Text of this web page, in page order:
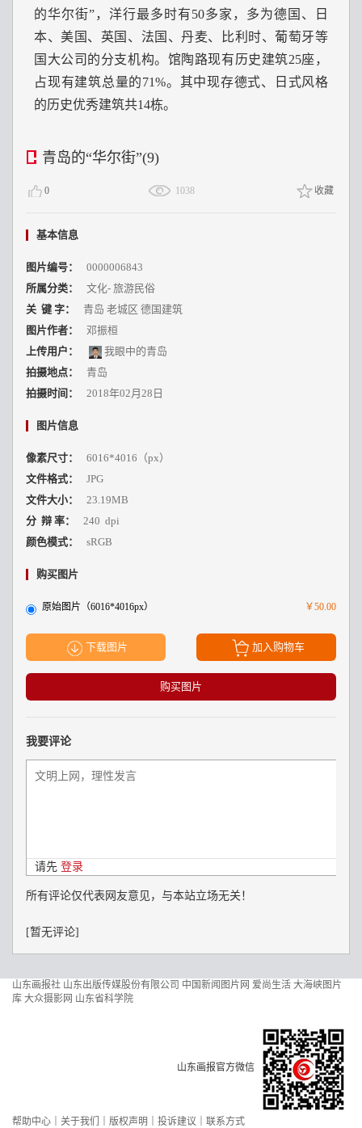
的华尔街”，洋行最多时有50多家，多为德国、日
本、美国、英国、法国、丹麦、比利时、葡萄牙等
国大公司的分支机构。馆陶路现有历史建筑25座，
占现有建筑总量的71%。其中现存德式、日式风格
的历史优秀建筑共14栋。
青岛的“华尔街”(9)
0 1038 收藏
基本信息
图片编号：
0000006843
所属分类：
文化- 旅游民俗
关 键 字：
青岛 老城区 德国建筑
图片作者：
邓振桓
上传用户：
我眼中的青岛
拍摄地点：
青岛
拍摄时间：
2018年02月28日
图片信息
像素尺寸：
6016*4016（px）
文件格式：
JPG
文件大小：
23.19MB
分 辩 率：
240 dpi
颜色模式：
sRGB
购买图片
原始图片（6016*4016px） ￥50.00
下载图片 加入购物车
购买图片
山东画报社 山东出版传媒股份有限公司 中国新闻图片网 爱尚生活 大海峡图片
库 大众摄影网 山东省科学院
山东画报官方微信
帮助中心 关于我们 版权声明 投诉建议 联系方式